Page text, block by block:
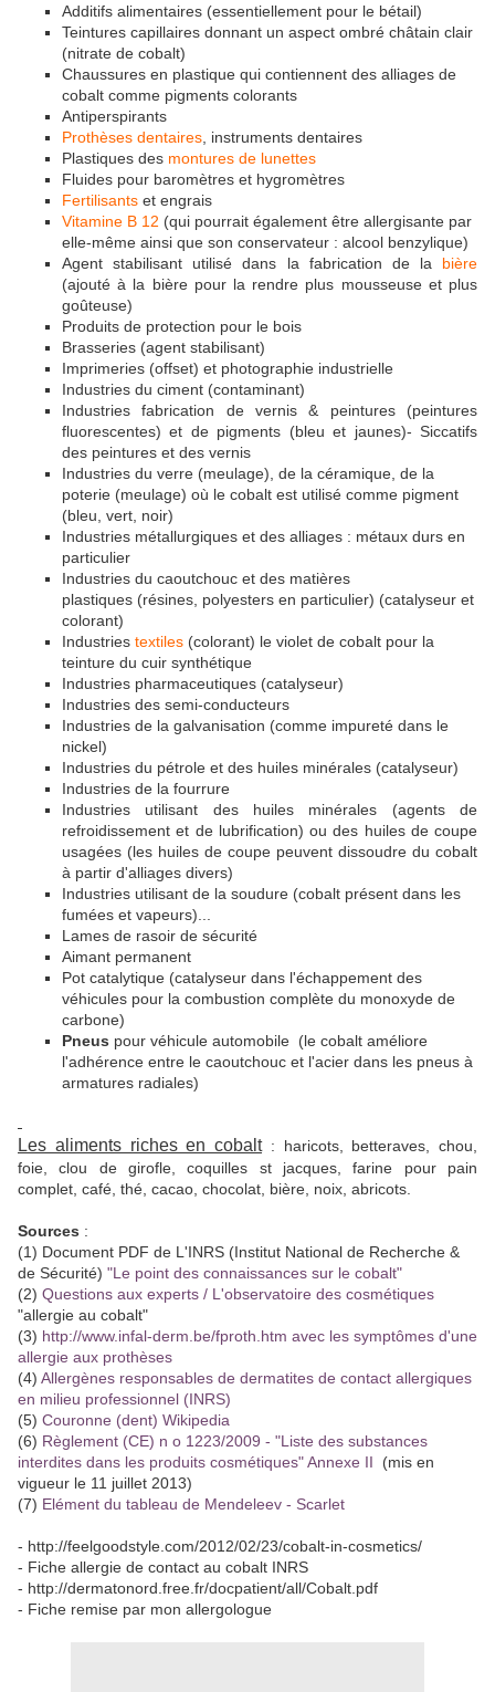
Additifs alimentaires (essentiellement pour le bétail)
Teintures capillaires donnant un aspect ombré châtain clair
(nitrate de cobalt)
Chaussures en plastique qui contiennent des alliages de
cobalt comme pigments colorants
Antiperspirants
Prothèses dentaires , instruments dentaires
Plastiques des montures de lunettes
Fluides pour baromètres et hygromètres
Fertilisants et engrais
Vitamine B 12 (qui pourrait également être allergisante par
elle-même ainsi que son conservateur : alcool benzylique)
Agent stabilisant utilisé dans la fabrication de la bière
(ajouté à la bière pour la rendre plus mousseuse et plus
goûteuse)
Produits de protection pour le bois
Brasseries (agent stabilisant)
Imprimeries (offset) et photographie industrielle
Industries du ciment (contaminant)
Industries fabrication de vernis & peintures (peintures
fluorescentes) et de pigments (bleu et jaunes)- Siccatifs
des peintures et des vernis
Industries du verre (meulage), de la céramique, de la
poterie (meulage) où le cobalt est utilisé comme pigment
(bleu, vert, noir)
Industries métallurgiques et des alliages : métaux durs en
particulier
Industries du caoutchouc et des matières
plastiques (résines, polyesters en particulier) (catalyseur et
colorant)
Industries textiles (colorant) le violet de cobalt pour la
teinture du cuir synthétique
Industries pharmaceutiques (catalyseur)
Industries des semi-conducteurs
Industries de la galvanisation (comme impureté dans le
nickel)
Industries du pétrole et des huiles minérales (catalyseur)
Industries de la fourrure
Industries utilisant des huiles minérales (agents de
refroidissement et de lubrification) ou des huiles de coupe
usagées (les huiles de coupe peuvent dissoudre du cobalt
à partir d'alliages divers)
Industries utilisant de la soudure (cobalt présent dans les
fumées et vapeurs)...
Lames de rasoir de sécurité
Aimant permanent
Pot catalytique (catalyseur dans l'échappement des
véhicules pour la combustion complète du monoxyde de
carbone)
Pneus pour véhicule automobile (le cobalt améliore
l'adhérence entre le caoutchouc et l'acier dans les pneus à
armatures radiales)
Les aliments riches en cobalt: haricots, betteraves, chou,
foie, clou de girofle, coquilles st jacques, farine pour pain
complet, café, thé, cacao, chocolat, bière, noix, abricots.
Sources :
(1) Document PDF de L'INRS (Institut National de Recherche &
de Sécurité) "Le point des connaissances sur le cobalt"
(2) Questions aux experts / L'observatoire des cosmétiques
"allergie au cobalt"
(3) http://www.infal-derm.be/fproth.htm avec les symptômes d'une
allergie aux prothèses
(4) Allergènes responsables de dermatites de contact allergiques
en milieu professionnel (INRS)
(5) Couronne (dent) Wikipedia
(6) Règlement (CE) n o 1223/2009 - "Liste des substances
interdites dans les produits cosmétiques" Annexe II
(mis en
vigueur le 11 juillet 2013)
(7) Elément du tableau de Mendeleev - Scarlet
- http://feelgoodstyle.com/2012/02/23/cobalt-in-cosmetics/
- Fiche allergie de contact au cobalt INRS
- http://dermatonord.free.fr/docpatient/all/Cobalt.pdf
- Fiche remise par mon allergologue